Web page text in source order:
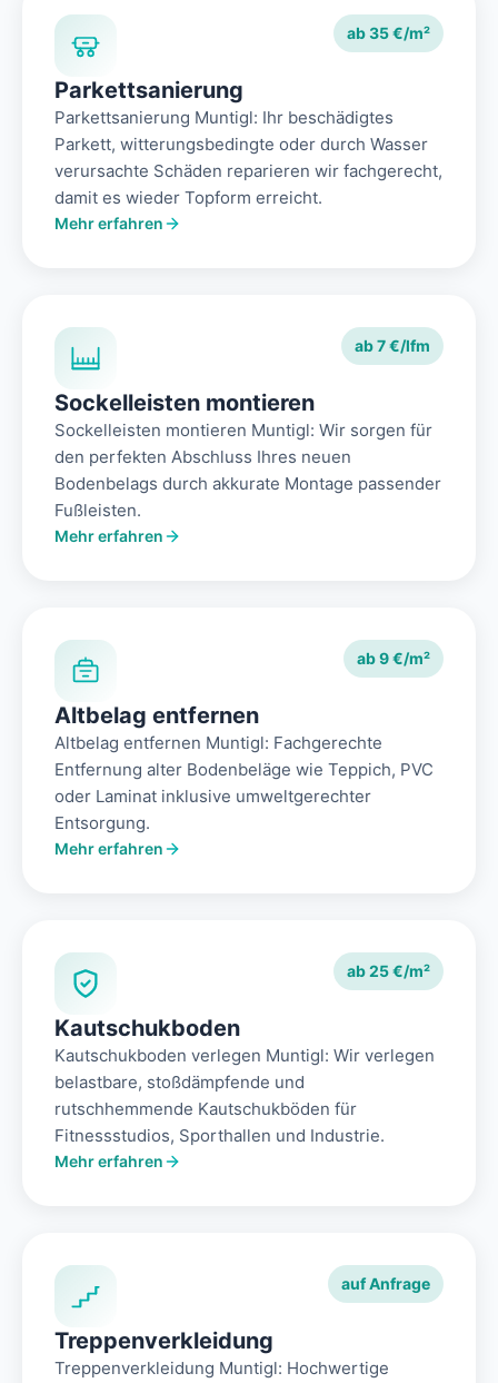
ab 35 €/m²
Parkettsanierung
Parkettsanierung Muntigl: Ihr beschädigtes
Parkett, witterungsbedingte oder durch Wasser
verursachte Schäden reparieren wir fachgerecht,
damit es wieder Topform erreicht.
Mehr erfahren
ab 7 €/lfm
Sockelleisten montieren
Sockelleisten montieren Muntigl: Wir sorgen für
den perfekten Abschluss Ihres neuen
Bodenbelags durch akkurate Montage passender
Fußleisten.
Mehr erfahren
ab 9 €/m²
Altbelag entfernen
Altbelag entfernen Muntigl: Fachgerechte
Entfernung alter Bodenbeläge wie Teppich, PVC
oder Laminat inklusive umweltgerechter
Entsorgung.
Mehr erfahren
ab 25 €/m²
Kautschukboden
Kautschukboden verlegen Muntigl: Wir verlegen
belastbare, stoßdämpfende und
rutschhemmende Kautschukböden für
Fitnessstudios, Sporthallen und Industrie.
Mehr erfahren
auf Anfrage
Treppenverkleidung
Treppenverkleidung Muntigl: Hochwertige